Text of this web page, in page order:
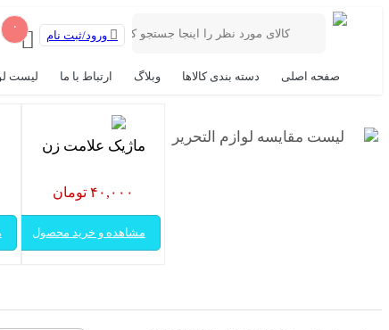
۰
ورود/ثبت نام
صفحه اصلی دسته بندی کالاها وبلاگ ارتباط با ما لیست
لیست مقایسه لوازم التحریر
ماژیک علامت زن
۴۰,۰۰۰ تومان
مشاهده و خرید محصول